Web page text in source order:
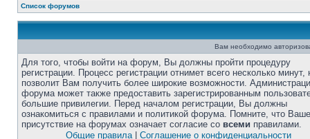
Список форумов
Вам необходимо
Для того, чтобы войти на форум, Вы должны пройти процедуру
регистрации. Процесс регистрации отнимет всего несколько минут,
позволит Вам получить более широкие возможности.
форума может также предоставить зарегистрированным
большие привилегии. Перед началом регистрации, Вы должны
ознакомиться с правилами и политикой форума. Помните, что Ваше
присутствие на форумах означает согласие со всеми правилами.
Общие правила| Соглашение о конфиденциальности